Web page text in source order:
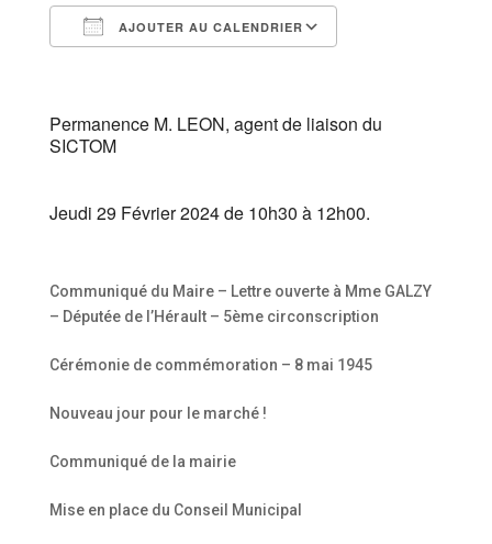
AJOUTER AU CALENDRIER
Permanence M. LEON, agent de liaison du
SICTOM
Jeudi 29 Février 2024 de 10h30 à 12h00.
Communiqué du Maire – Lettre ouverte à Mme GALZY
– Députée de l’Hérault – 5ème circonscription
Cérémonie de commémoration – 8 mai 1945
Nouveau jour pour le marché !
Communiqué de la mairie
Mise en place du Conseil Municipal